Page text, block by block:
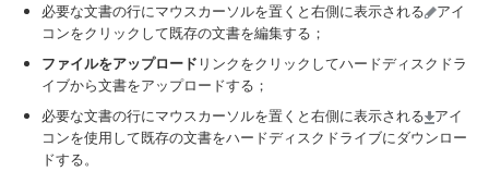
必要な文書の行にマウスカーソルを置くと右側に表示される
アイ
コンをクリックして既存の文書を編集する；
ファイルをアップロード リンクをクリックしてハードディスクドラ
イブから文書をアップロードする；
必要な文書の行にマウスカーソルを置くと右側に表示される
アイ
コンを使用して既存の文書をハードディスクドライブにダウンロー
ドする。